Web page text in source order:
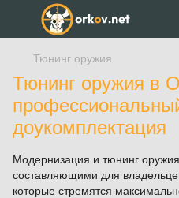
Тюнинг оружия
Тюнинг оружия в
доукомплектация
Модернизация и тюнинг
составляющими для
которые стремятся